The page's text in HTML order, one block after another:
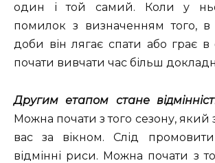
один і той самий. Коли у
помилок з визначенням того,
доби він лягає спати або грає
почати вивчати час більш
Другим етапом стане
Можна почати з того сезону, який
вас за вікном. Слід
відмінні риси. Можна почати з